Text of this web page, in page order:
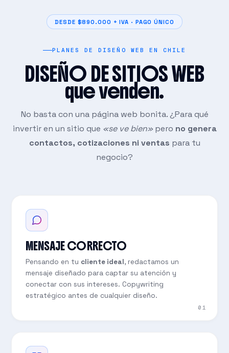
DESDE $890.000 + IVA · PAGO ÚNICO
PLANES DE DISEÑO WEB EN CHILE
DISEÑO DE SITIOS WEB
que venden.
No basta con una página web bonita. ¿Para qué
invertir en un sitio que «se ve bien»pero no genera
contactos, cotizaciones ni ventas para tu
negocio?
MENSAJE CORRECTO
Pensando en tu cliente ideal, redactamos un
mensaje diseñado para captar su atención y
conectar con sus intereses. Copywriting
estratégico antes de cualquier diseño.
01